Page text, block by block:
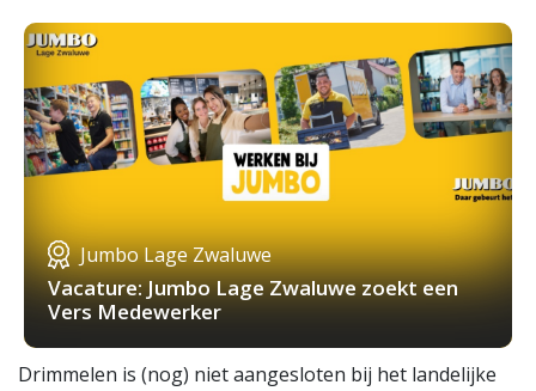
Jumbo Lage Zwaluwe
Vacature: Jumbo Lage Zwaluwe zoekt een
Vers Medewerker
Drimmelen is (nog) niet aangesloten bij het landelijke